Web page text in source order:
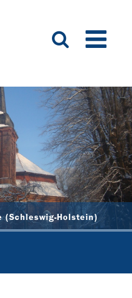
(Schleswig-Holstein)